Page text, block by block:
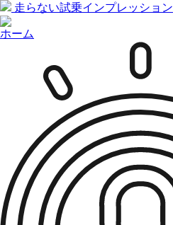
走らない試乗インプレッション
ホーム